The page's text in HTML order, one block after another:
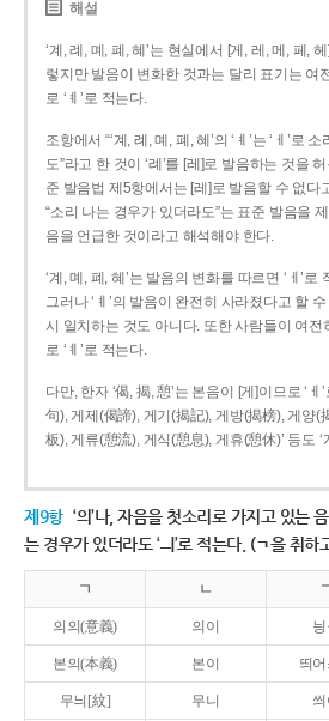
해설
‘계, 례, 몌, 폐, 혜’는 현실에서 [게, 레, 메, 페,
렇지만 발음이 변화한 것과는 달리 표기는 여
로 ‘ㅖ’로 적는다.
조항에서 “‘계, 례, 몌, 폐, 혜’의 ‘ㅖ’는 ‘ㅔ’로
도”라고 한 것이 ‘례’를 [레]로 발음하는 것을
준 발음법 제5항에서는 [레]로 발음할 수 없다
“소리 나는 경우가 있더라도”는 표준 발음을
음을 언급한 것이라고 해석해야 한다.
‘계, 몌, 폐, 혜’는 발음의 변화를 따르면 ‘ㅔ’
그러나 ‘ㅖ’의 발음이 완전히 사라졌다고 할
시 일치하는 것도 아니다. 또한 사람들이 여전
로 ‘ㅖ’로 적는다.
다만, 한자 ‘偈, 揭, 憩’는 본음이 [게]이므로 ‘ㅔ
句), 게제(偈諦), 게기(揭記), 게방(揭榜), 게양(
板), 게류(憩流), 게식(憩息), 게휴(憩休)’ 등도 ‘
제9항 ‘의’나, 자음을 첫소리로 가지고 있는 음
는 경우가 있더라도 ‘ㅢ’로 적는다. (ㄱ을 취하
ㄱ ㄴ
의의(意義) 의이
본의(本義) 본이 띄어
무늬[紋] 무니 씌